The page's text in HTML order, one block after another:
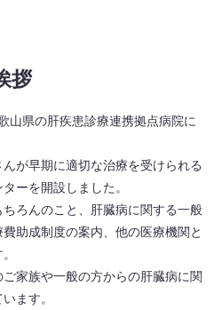
拶
山県の肝疾患診療連携拠点病院に
が早期に適切な治療を受けられる
ーを開設しました。
ろんのこと、肝臓病に関する一般
助成制度の案内、他の医療機関と
家族や一般の方からの肝臓病に関
ます。